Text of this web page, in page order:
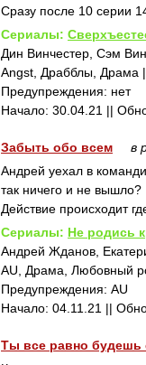
Сразу после 10 серии
Сериалы:
Дин Винчестер, Сэм
Angst, Драбблы, Драма
Предупреждения: нет
Начало: 30.04.21 ||
Забыть обо всем
в
Андрей уехал в
так ничего и не вышло?
Действие происходит
Сериалы: Не родись
Андрей Жданов,
AU, Драма, Любовный
Предупреждения: AU
Начало: 04.11.21 ||
Ты все равно будешь